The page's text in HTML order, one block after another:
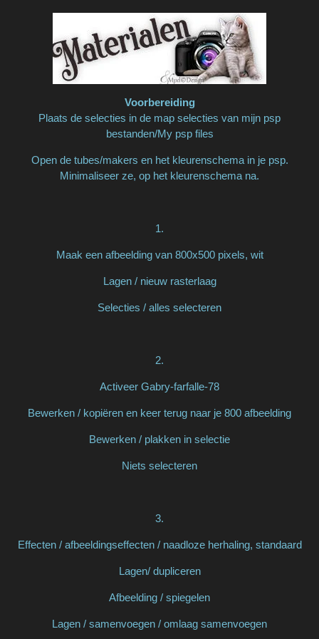
Voorbereiding
Plaats de selecties in de map selecties van mijn psp
bestanden/My psp files
Open de tubes/makers en het kleurenschema in je psp.
Minimaliseer ze, op het kleurenschema na.
1.
Maak een afbeelding van 800x500 pixels, wit
Lagen / nieuw rasterlaag
Selecties / alles selecteren
2.
Activeer Gabry-farfalle-78
Bewerken / kopiëren en keer terug naar je 800 afbeelding
Bewerken / plakken in selectie
Niets selecteren
3.
Effecten / afbeeldingseffecten / naadloze herhaling, standaard
Lagen/ dupliceren
Afbeelding / spiegelen
Lagen / samenvoegen / omlaag samenvoegen